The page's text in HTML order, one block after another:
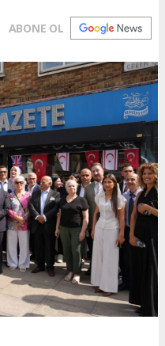
ABONE OL